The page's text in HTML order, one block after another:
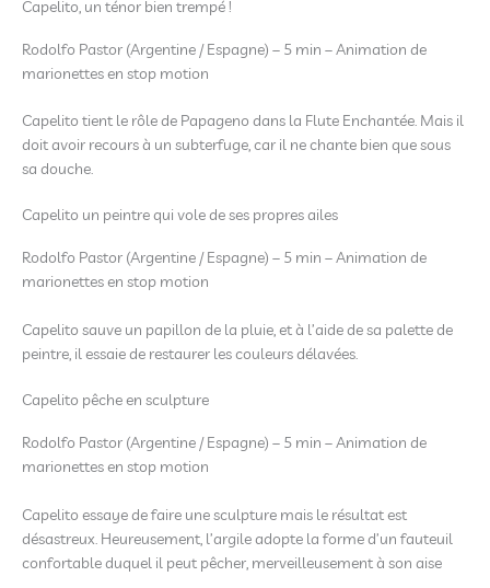
Capelito, un ténor bien trempé !
Rodolfo Pastor (Argentine / Espagne) – 5 min – Animation de
marionettes en stop motion
Capelito tient le rôle de Papageno dans la Flute Enchantée. Mais il
doit avoir recours à un subterfuge, car il ne chante bien que sous
sa douche.
Capelito un peintre qui vole de ses propres ailes
Rodolfo Pastor (Argentine / Espagne) – 5 min – Animation de
marionettes en stop motion
Capelito sauve un papillon de la pluie, et à l’aide de sa palette de
peintre, il essaie de restaurer les couleurs délavées.
Capelito pêche en sculpture
Rodolfo Pastor (Argentine / Espagne) – 5 min – Animation de
marionettes en stop motion
Capelito essaye de faire une sculpture mais le résultat est
désastreux. Heureusement, l’argile adopte la forme d’un fauteuil
confortable duquel il peut pêcher, merveilleusement à son aise